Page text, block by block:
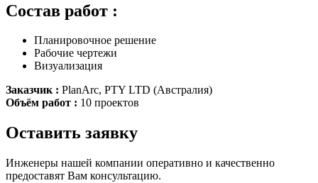
Состав работ :
Планировочное решение
Рабочие чертежи
Визуализация
Заказчик : PlanArc, PTY LTD (Австралия)
Объём работ : 10 проектов
Оставить заявку
Инженеры нашей компании оперативно и качественно
предоставят Вам консультацию.